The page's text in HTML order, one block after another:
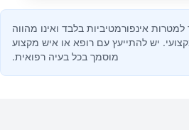
אינפורמטיביות בלבד ואינו מהווה
יש להתייעץ עם רופא או איש מקצוע
מוסמך בכל בעיה רפואית.